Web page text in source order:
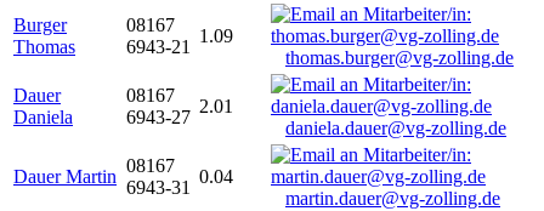
Burger
Thomas
08167
6943-21
1.09
thomas.burger@vg-zolling.de
Dauer
Daniela
08167
6943-27
2.01
daniela.dauer@vg-zolling.de
Dauer Martin
08167
6943-31
0.04
martin.dauer@vg-zolling.de